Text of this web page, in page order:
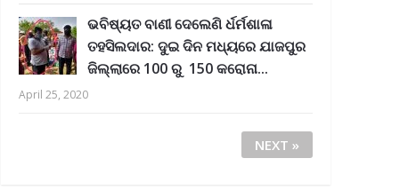
ଭବିଷ୍ୟତ ବାଣୀ ଦେଲେଣି ର୍ଧର୍ମଶାଳା
ତହସିଲଦାର: ଦୁଇ ଦିନ ମଧ୍ୟରେ ଯାଜପୁର
ଜିଲ୍ଲାରେ 100 ରୁ 150 କରୋନା...
April 25, 2020
NEXT »